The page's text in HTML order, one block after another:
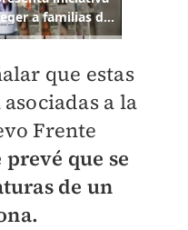
que estas
a la
Frente
prevé que se
de un